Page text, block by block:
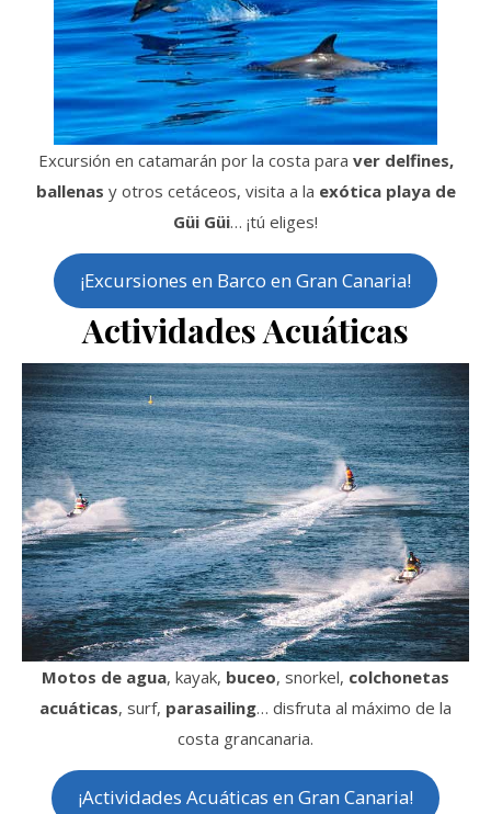
Excursión en catamarán por la costa para ver delfines,
ballenas y otros cetáceos, visita a la exótica playa de
Güi Güi… ¡tú eliges!
¡Excursiones en Barco en Gran Canaria!
Actividades Acuáticas
Motos de agua, kayak, buceo, snorkel, colchonetas
acuáticas, surf, parasailing… disfruta al máximo de la
costa grancanaria.
¡Actividades Acuáticas en Gran Canaria!